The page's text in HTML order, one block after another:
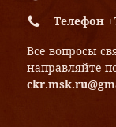
Телефон
Все вопросы
направляйте